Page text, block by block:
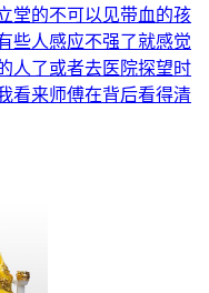
堂的不可以见带血的孩
些人感应不强了就感觉
人了或者去医院探望时
看来师傅在背后看得清